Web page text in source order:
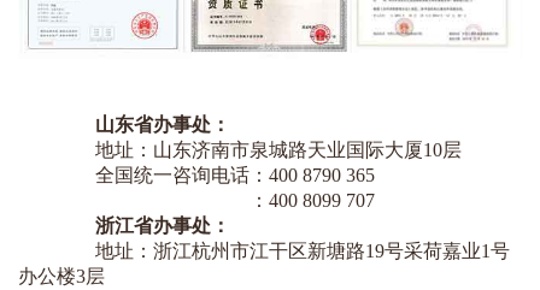
山东省办事处：
地址：山东济南市泉城路天业国际大厦10层
全国统一咨询电话：400 8790 365
：400 8099 707
浙江省办事处：
地址：浙江杭州市江干区新塘路19号采荷嘉业1号
办公楼3层